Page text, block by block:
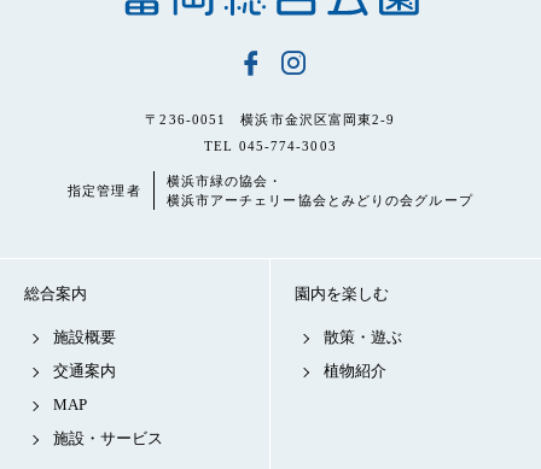
〒236-0051 横浜市金沢区富岡東2-9
TEL 045-774-3003
指定管理者
横浜市緑の協会・
横浜市アーチェリー協会とみどりの会グループ
総合案内
施設概要
交通案内
MAP
施設・サービス
園内を楽しむ
散策・遊ぶ
植物紹介